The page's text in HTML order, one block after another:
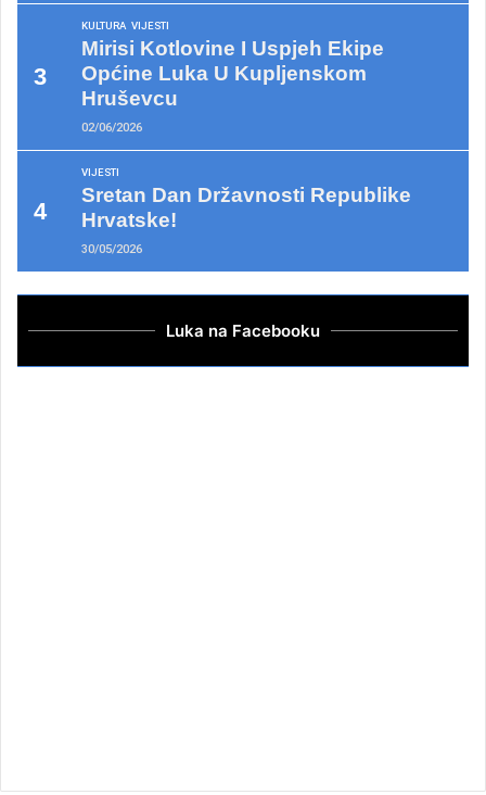
KULTURA VIJESTI
Mirisi Kotlovine I Uspjeh Ekipe
Općine Luka U Kupljenskom
Hruševcu
02/06/2026
VIJESTI
Sretan Dan Državnosti Republike
Hrvatske!
30/05/2026
Luka na Facebooku